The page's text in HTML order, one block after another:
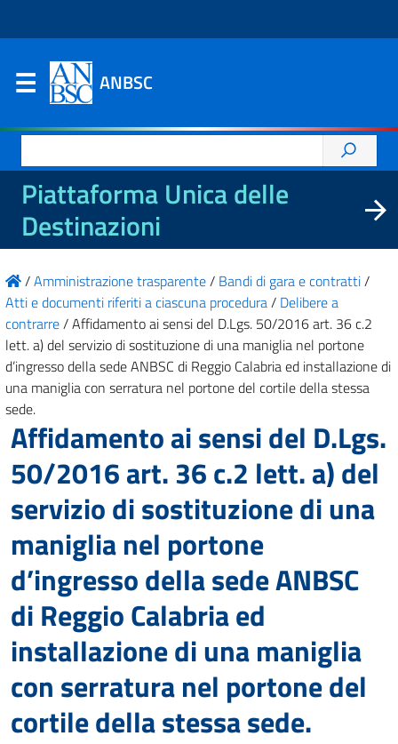
ANBSC
per:
Piattaforma Unica delle
Destinazioni
/Amministrazione trasparente/ Bandi di gara e contratti/
Atti e documenti riferiti a ciascuna procedura/ Delibere a
contrarre/Affidamento ai sensi del D.Lgs. 50/2016 art. 36 c.2
lett. a) del servizio di sostituzione di una maniglia nel portone
d’ingresso della sede ANBSC di Reggio Calabria ed installazione di
una maniglia con serratura nel portone del cortile della stessa
sede.
Affidamento ai sensi del D.Lgs.
50/2016 art. 36 c.2 lett. a) del
servizio di sostituzione di una
maniglia nel portone
d’ingresso della sede ANBSC
di Reggio Calabria ed
installazione di una maniglia
con serratura nel portone del
cortile della stessa sede.